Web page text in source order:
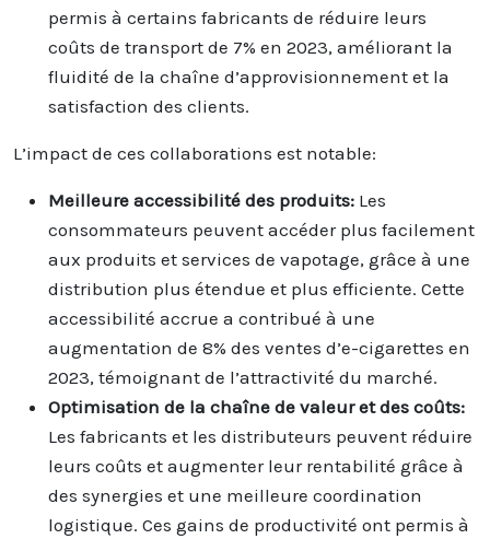
permis à certains fabricants de réduire leurs
coûts de transport de 7% en 2023, améliorant la
fluidité de la chaîne d’approvisionnement et la
satisfaction des clients.
L’impact de ces collaborations est notable:
Meilleure accessibilité des produits: Les
consommateurs peuvent accéder plus facilement
aux produits et services de vapotage, grâce à une
distribution plus étendue et plus efficiente. Cette
accessibilité accrue a contribué à une
augmentation de 8% des ventes d’e-cigarettes en
2023, témoignant de l’attractivité du marché.
Optimisation de la chaîne de valeur et des coûts:
Les fabricants et les distributeurs peuvent réduire
leurs coûts et augmenter leur rentabilité grâce à
des synergies et une meilleure coordination
logistique. Ces gains de productivité ont permis à